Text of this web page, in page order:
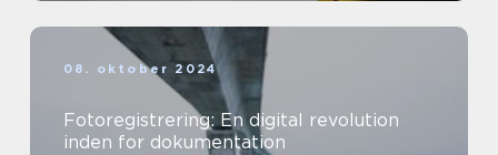
08. oktober 2024
Fotoregistrering: En digital revolution
inden for dokumentation